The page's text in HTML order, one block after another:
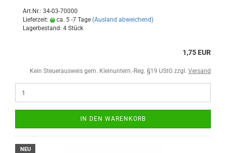
Art.Nr.: 34-03-70000
Lieferzeit:
ca. 5 -7 Tage (Ausland abweichend)
Lagerbestand: 4 Stück
1,75 EUR
Kein Steuerausweis gem. Kleinuntern.-Reg. §19 UStG zzgl. Versand
IN DEN WARENKORB
NEU